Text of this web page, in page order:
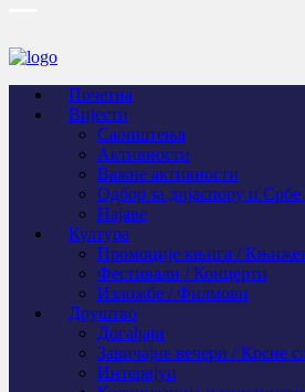
Почетна
Вијести
Саопштења
Активности
Важне активности
Одбор за дијаспору и
Најаве
Култура
Промоције књига /
Фестивали / Концерти
Изложбе / Филмови
Друштво
Догађаји
Завичајне вечери / Крсне
Интервјуи